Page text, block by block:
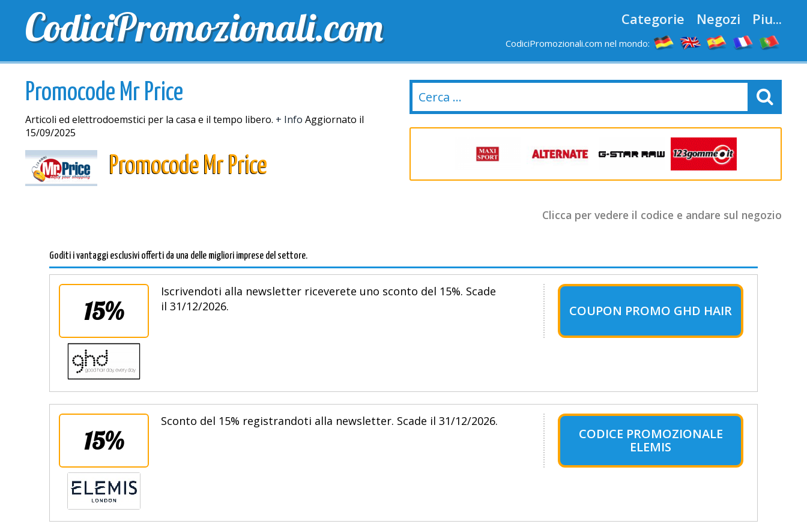
CodiciPromozionali.com Categorie Negozi Piu...
CodiciPromozionali.com nel mondo:
SCONTI ESCLUSIVI NUOVI NEGOZI
Promocode Mr Price
Articoli ed elettrodoemstici per la casa e il tempo libero. + Info Aggiornato il
15/09/2025
Promocode Mr Price
Clicca per vedere il codice e andare sul negozio
Goditi i vantaggi esclusivi offerti da una delle migliori imprese del settore.
15%
Iscrivendoti alla newsletter riceverete uno sconto del 15%. Scade
il 31/12/2026.
COUPON PROMO GHD HAIR
15%
Sconto del 15% registrandoti alla newsletter. Scade il 31/12/2026.
CODICE PROMOZIONALE
ELEMIS